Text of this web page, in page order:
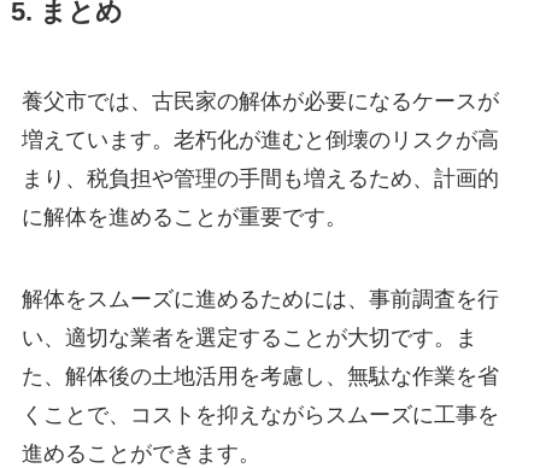
5. まとめ
養父市では、古民家の解体が必要になるケースが
増えています。老朽化が進むと倒壊のリスクが高
まり、税負担や管理の手間も増えるため、計画的
に解体を進めることが重要です。
解体をスムーズに進めるためには、事前調査を行
い、適切な業者を選定することが大切です。ま
た、解体後の土地活用を考慮し、無駄な作業を省
くことで、コストを抑えながらスムーズに工事を
進めることができます。